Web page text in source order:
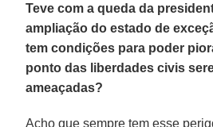
Teve com a queda da
ampliação do estado de
tem condições para poder
ponto das liberdades civis
ameaçadas?
Acho que sempre tem esse